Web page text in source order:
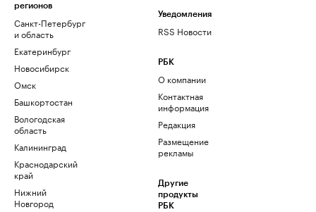
регионов
Санкт-Петербург
и область
Екатеринбург
Новосибирск
Омск
Башкортостан
Вологодская
область
Калининград
Краснодарский
край
Нижний
Новгород
Уведомления
RSS Новости
РБК
О компании
Контактная
информация
Редакция
Размещение
рекламы
Другие
продукты
РБК